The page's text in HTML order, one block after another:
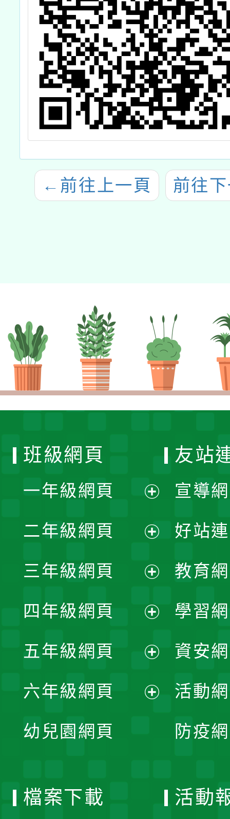
← 前往上一頁 前往
班級網頁
一年級網頁
開
選
單
二年級網頁
開
選
單
三年級網頁
開
選
單
四年級網頁
開
選
五年級網頁
開
六年級網頁
幼兒園網頁
友站
宣導
好站
教育
學習
資安
活動
防疫
檔案下載 活動